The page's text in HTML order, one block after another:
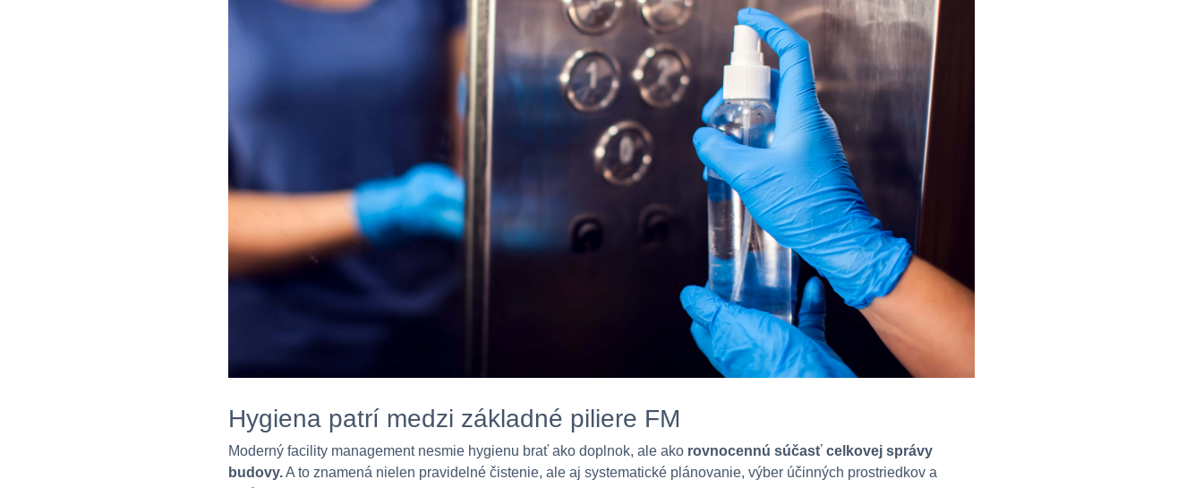
Hygiena patrí medzi základné piliere FM
Moderný facility management nesmie hygienu brať ako doplnok, ale ako rovnocennú súčasť celkovej správy
budovy.A to znamená nielen pravidelné čistenie, ale aj systematické plánovanie, výber účinných prostriedkov a